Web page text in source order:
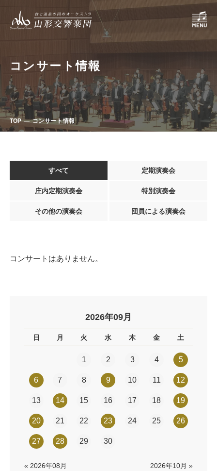
コンサート情報
TOP コンサート情報
すべて 定期演奏会
庄内定期演奏会 特別演奏会
その他の演奏会 団員による演奏会
コンサートはありません。
2026年09月
日 月 火 水 木 金 土
1 2 3 4 5
6 7 8 9 10 11 12
13 14 15 16 17 18 19
20 21 22 23 24 25 26
27 28 29 30
« 2026年08月 2026年10月 »